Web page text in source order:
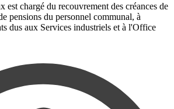
est chargé du recouvrement des créances de
pensions du personnel communal, à
dus aux Services industriels et à l'Office